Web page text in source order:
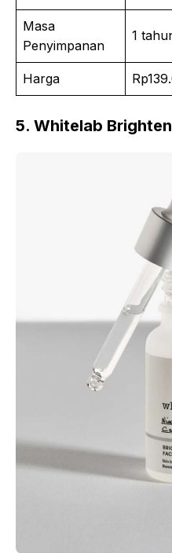
Masa
Penyimpanan
1
Harga
5. Whitelab